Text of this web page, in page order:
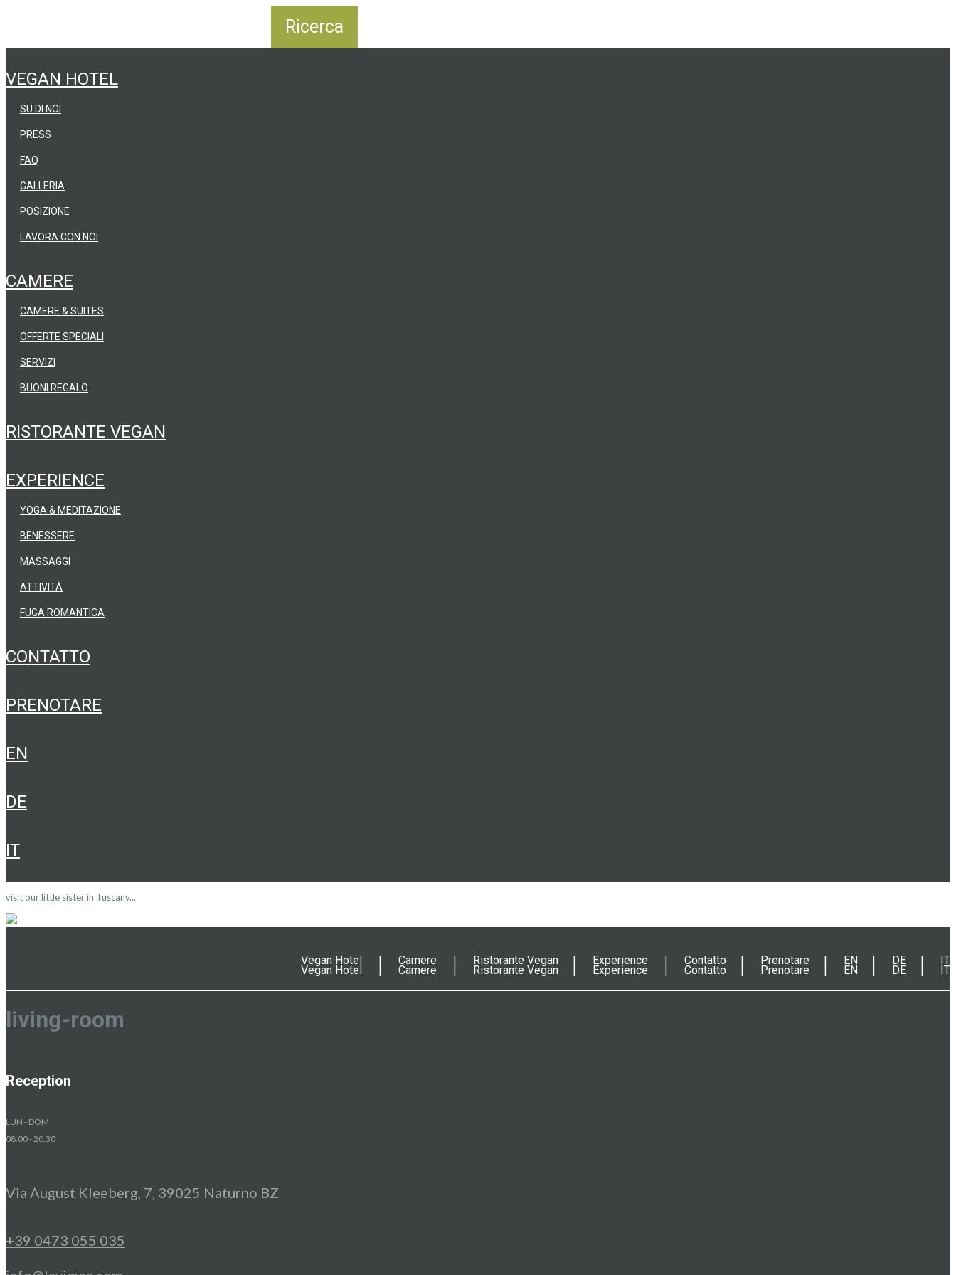
VEGAN HOTEL
SU DI NOI
PRESS
FAQ
GALLERIA
POSIZIONE
LAVORA CON NOI
CAMERE
CAMERE & SUITES
OFFERTE SPECIALI
SERVIZI
BUONI REGALO
RISTORANTE VEGAN
EXPERIENCE
YOGA & MEDITAZIONE
BENESSERE
MASSAGGI
ATTIVITÀ
FUGA ROMANTICA
CONTATTO
PRENOTARE
EN
DE
IT
visit our little sister in Tuscany...
Vegan Hotel Camere Ristorante Vegan Experience Contatto Prenotare EN DE IT
Vegan Hotel Camere Ristorante Vegan Experience Contatto Prenotare EN DE IT
living-room
Reception
LUN - DOM
08.00 - 20.30
Via August Kleeberg, 7, 39025 Naturno BZ
+39 0473 055 035